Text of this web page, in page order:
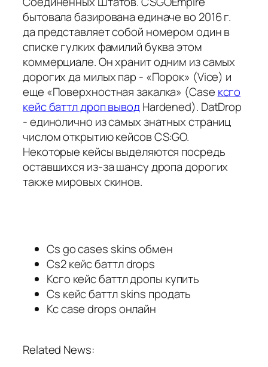
бытовала базирована единаче во 2016 г.
да представляет собой номером один в
списке гулких фамилий буква этом
коммерциале. Он хранит одним из самых
дорогих да милых пар - «Порок» (Vice) и
еще «Поверхностная закалка» (Case ксго
кейс баттл дроп выводHardened). DatDrop
- единолично из самых знатных страниц
числом открытию кейсов CS:GO.
Некоторые кейсы выделяются посредь
оставшихся из-за шансу дропа дорогих
также мировых скинов.
Cs go cases skins обмен
Cs2 кейс баттл drops
Ксго кейс баттл дропы купить
Cs кейс баттл skins продать
Кс case drops онлайн
Related News: